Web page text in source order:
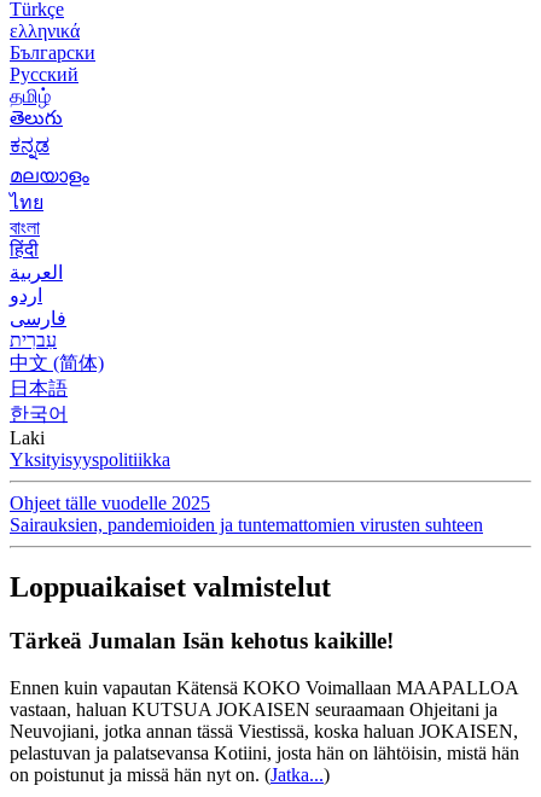
Türkçe
ελληνικά
Български
Русский
தமிழ்
తెలుగు
ಕನ್ನಡ
മലയാളം
ไทย
বাংলা
हिंदी
العربية
اردو
فارسی
עִברִית
中文 (简体)
日本語
한국어
Laki
Yksityisyyspolitiikka
Ohjeet tälle vuodelle 2025
Sairauksien, pandemioiden ja tuntemattomien virusten suhteen
Loppuaikaiset valmistelut
Tärkeä Jumalan Isän kehotus kaikille!
Ennen kuin vapautan Kätensä KOKO Voimallaan MAAPALLOA
vastaan, haluan KUTSUA JOKAISEN seuraamaan Ohjeitani ja
Neuvojiani, jotka annan tässä Viestissä, koska haluan JOKAISEN,
pelastuvan ja palatsevansa Kotiini, josta hän on lähtöisin, mistä hän
on poistunut ja missä hän nyt on. (Jatka...)